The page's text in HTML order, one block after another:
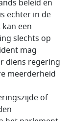
beleid en
echter in de
een
slechts op
mag
diens regering
meerderheid
of